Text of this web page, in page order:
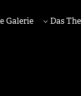
Galerie Das